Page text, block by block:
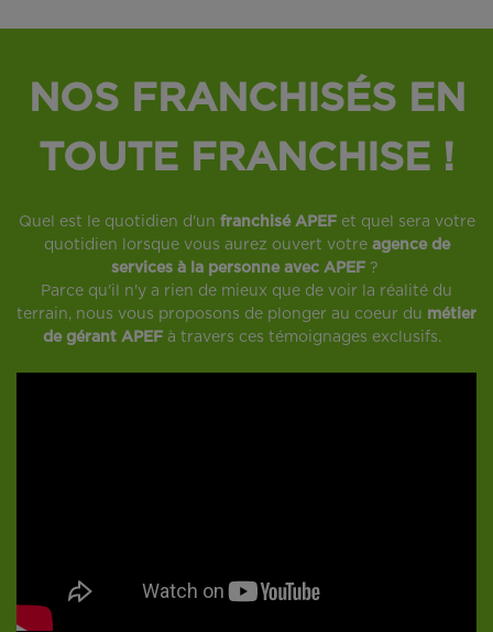
NOS FRANCHISÉS EN
TOUTE FRANCHISE !
Quel est le quotidien d'un franchisé APEFet quel sera votre
quotidien lorsque vous aurez ouvert votre agence de
services à la personne avec APEF?
Parce qu'il n'y a rien de mieux que de voir la réalité du
terrain, nous vous proposons de plonger au coeur du métier
de gérant APEF à travers ces témoignages exclusifs.